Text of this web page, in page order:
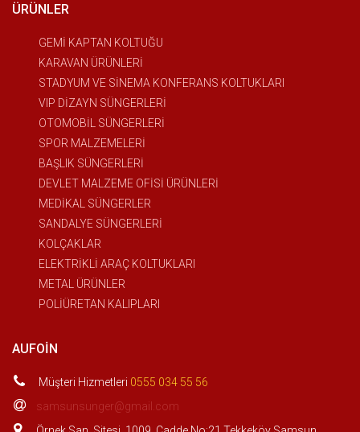
ÜRÜNLER
GEMİ KAPTAN KOLTUĞU
KARAVAN ÜRÜNLERİ
STADYUM VE SİNEMA KONFERANS KOLTUKLARI
VIP DİZAYN SÜNGERLERİ
OTOMOBİL SÜNGERLERİ
SPOR MALZEMELERİ
BAŞLIK SÜNGERLERİ
DEVLET MALZEME OFİSİ ÜRÜNLERİ
MEDİKAL SÜNGERLER
SANDALYE SÜNGERLERİ
KOLÇAKLAR
ELEKTRİKLİ ARAÇ KOLTUKLARI
METAL ÜRÜNLER
POLİÜRETAN KALIPLARI
AUFOIN
Müşteri Hizmetleri 0555 034 55 56
samsunsunger@gmail.com